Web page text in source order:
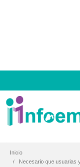
Inicio
Necesario que usuarias